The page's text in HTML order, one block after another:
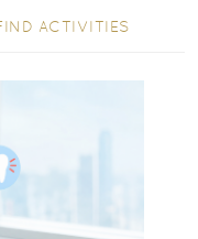
ACTIVITIES